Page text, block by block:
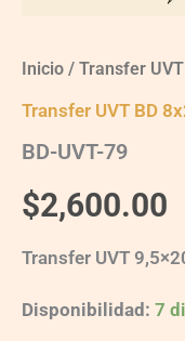
Inicio / Transfer
Transfer UVT BD
BD-UVT-79
$2,600.00
Transfer UVT
Disponibilidad: 7